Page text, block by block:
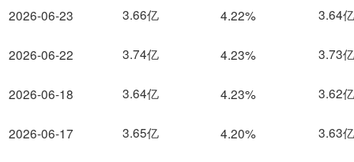
2026-06-23
2026-06-22
2026-06-18
2026-06-17
3.66亿 4.22% 3.64亿
3.74亿 4.23% 3.73亿
3.64亿 4.23% 3.62亿
3.65亿 4.20% 3.63亿